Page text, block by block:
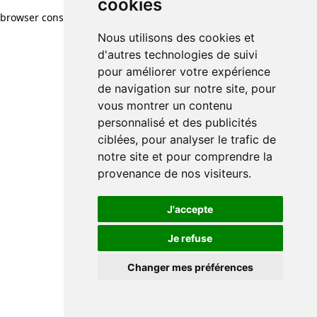
cookies
Nous utilisons des cookies et
d'autres technologies de suivi
pour améliorer votre expérience
de navigation sur notre site, pour
vous montrer un contenu
personnalisé et des publicités
ciblées, pour analyser le trafic de
notre site et pour comprendre la
provenance de nos visiteurs.
J'accepte
Je refuse
Changer mes préférences
cookies
Nous utilisons des cookies et
d'autres technologies de suivi
pour améliorer votre expérience
de navigation sur notre site, pour
vous montrer un contenu
personnalisé et des publicités
ciblées, pour analyser le trafic de
notre site et pour comprendre la
provenance de nos visiteurs.
J'accepte
Je refuse
Changer mes préférences
browser console for more information)